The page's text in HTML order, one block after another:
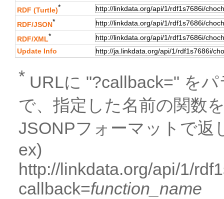
RDF (Turtle)*
RDF/JSON*
RDF/XML*
Update Info
* URLに "?callback=" を
で、指定した名前の関数
JSONPフォーマットで返
ex)
http://linkdata.org/api/1/
callback=function_name